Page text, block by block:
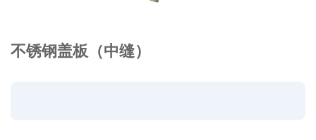
不锈钢盖板（中缝）